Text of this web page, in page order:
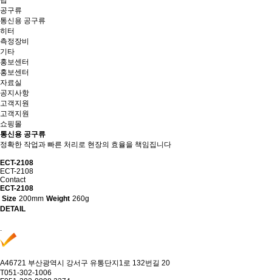
공구류
통신용 공구류
히터
측정장비
기타
홍보센터
홍보센터
자료실
공지사항
고객지원
고객지원
쇼핑몰
통신용 공구류
정확한 작업과 빠른 처리로 현장의 효율을 책임집니다
ECT-2108
ECT-2108
Contact
ECT-2108
Size 200mm Weight 260g
DETAIL
.
A46721 부산광역시 강서구 유통단지1로 132번길 20
T051-302-1006